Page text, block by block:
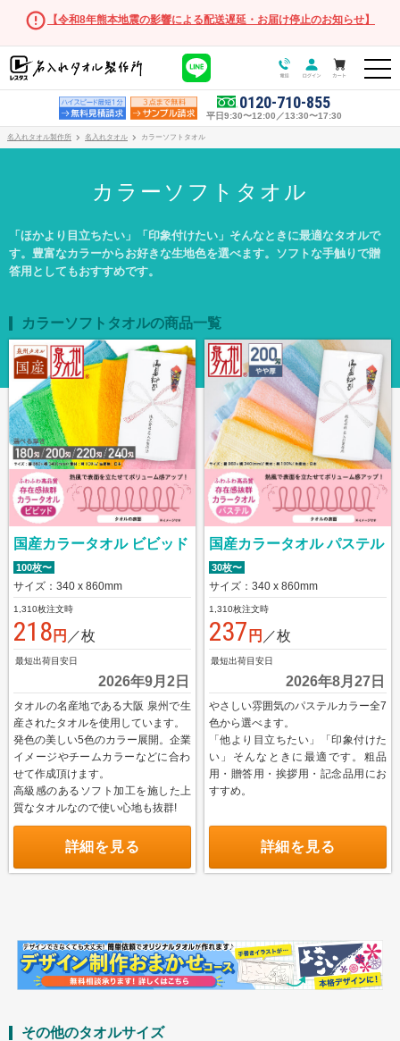
【令和8年熊本地震の影響による配送遅延・お届け停止のお知らせ】
0120-710-855
平日9:30〜12:00／13:30〜17:30
オリジナルタオル商品一覧
フェイスタオル
マフラータオル
手ぬぐい
スポーツタオル
ハンドタオル
ミニタオル
バスタオル
名入れタオル
名入れタオル商品一覧
国産白ソフトタオル
国産白ソフトタオル フルカラーインクジェット
国産白ソフトタオル 枠ありプリント
【最短翌日出荷】国産白ソフトタオル（タオル・のし
名入れなし）
国産白シリンダータオル
海外産白シリンダータオル
国産カラータオル ビビッド
今治あぜ織フェイスタオル
高吸水フェイスタオル
お問い合わせ
名入れタオル製作所 名入れタオル カラーソフトタオル
カラーソフトタオル
「ほかより目立ちたい」「印象付けたい」そんなときに最適なタオルで
す。豊富なカラーからお好きな生地色を選べます。ソフトな手触りで贈
答用としてもおすすめです。
カラーソフトタオルの商品一覧
国産カラータオル ビビッド
100枚〜
サイズ：340 x 860mm
1,310枚注文時
218 円 ／枚
最短出荷目安日
2026年9月2日
タオルの名産地である大阪 泉州で生
産されたタオルを使用しています。
発色の美しい5色のカラー展開。企業
イメージやチームカラーなどに合わ
せて作成頂けます。
高級感のあるソフト加工を施した上
質なタオルなので使い心地も抜群!
詳細を見る
国産カラータオル パステル
30枚〜
サイズ：340 x 860mm
1,310枚注文時
237 円 ／枚
最短出荷目安日
2026年8月27日
やさしい雰囲気のパステルカラー全7
色から選べます。
「他より目立ちたい」「印象付けた
い」そんなときに最適です。粗品
用・贈答用・挨拶用・記念品用にお
すすめ。
詳細を見る
その他のタオルサイズ